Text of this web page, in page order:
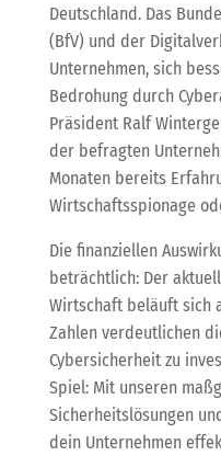
Deutschland. Das
(BfV) und der
Unternehmen, sich
Bedrohung durch
Präsident Ralf
der befragten
Monaten bereits
Wirtschaftsspionage
Die finanziellen
beträchtlich: Der
Wirtschaft beläuft sich
Zahlen verdeutlichen
Cybersicherheit zu
Spiel: Mit unseren
Sicherheitslösungen
dein Unternehmen